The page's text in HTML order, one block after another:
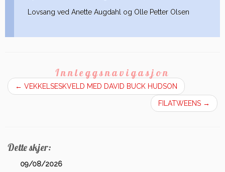
Lovsang ved Anette Augdahl og Olle Petter Olsen
Innleggsnavigasjon
← VEKKELSESKVELD MED DAVID BUCK HUDSON
FILATWEENS →
Dette skjer:
09/08/2026